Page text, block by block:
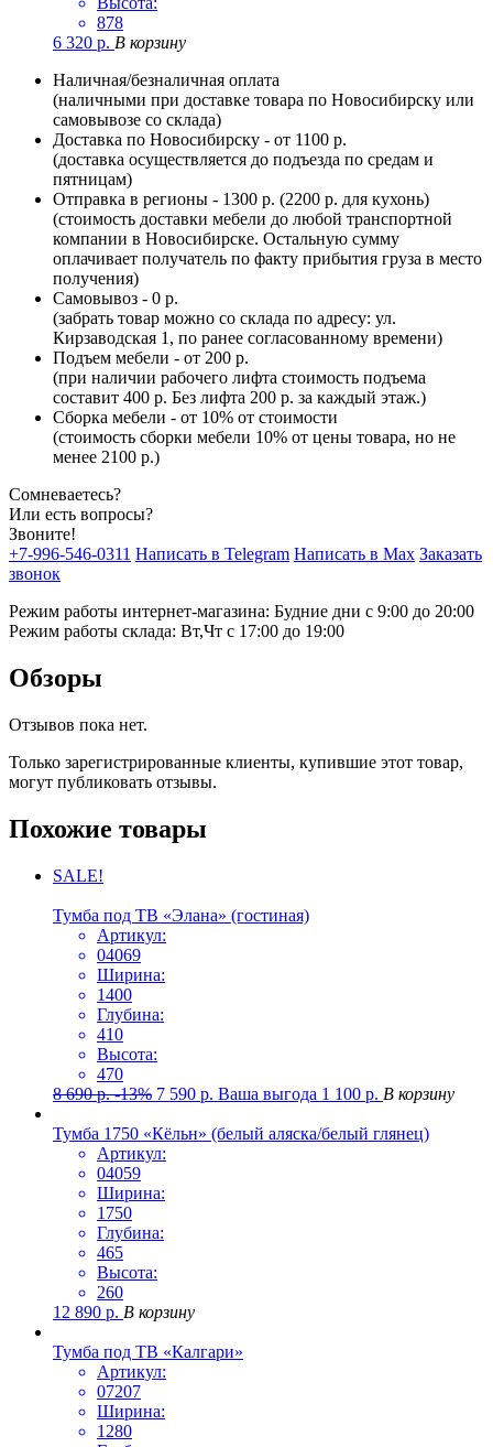
878
6 320 р. В корзину
Наличная/безналичная оплата
(наличными при доставке товара по Новосибирску или
самовывозе со склада)
Доставка по Новосибирску - от 1100 р.
(доставка осуществляется до подъезда по средам и
пятницам)
Отправка в регионы - 1300 р. (2200 р. для кухонь)
(стоимость доставки мебели до любой транспортной
компании в Новосибирске. Остальную сумму
оплачивает получатель по факту прибытия груза в место
получения)
Самовывоз - 0 р.
(забрать товар можно со склада по адресу: ул.
Кирзаводская 1, по ранее согласованному времени)
Подъем мебели - от 200 р.
(при наличии рабочего лифта стоимость подъема
составит 400 р. Без лифта 200 р. за каждый этаж.)
Сборка мебели - от 10% от стоимости
(стоимость сборки мебели 10% от цены товара, но не
менее 2100 р.)
Сомневаетесь?
Или есть вопросы?
Звоните!
+7-996-546-0311 Написать в Telegram Написать в Max Заказать
звонок
Режим работы интернет-магазина: Будние дни с 9:00 до 20:00
Режим работы склада: Вт,Чт с 17:00 до 19:00
Обзоры
Отзывов пока нет.
Только зарегистрированные клиенты, купившие этот товар,
могут публиковать отзывы.
Похожие товары
SALE!
Тумба под ТВ «Элана» (гостиная)
Артикул:
04069
Ширина:
1400
Глубина:
410
Высота:
470
8 690р. -13% 7 590 р. Ваша выгода 1 100 р. В корзину
Тумба 1750 «Кёльн» (белый аляска/белый глянец)
Артикул:
04059
Ширина:
1750
Глубина:
465
Высота:
260
12 890 р. В корзину
Тумба под ТВ «Калгари»
Артикул:
07207
Ширина:
1280